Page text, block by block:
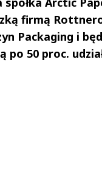
firmą
Packaging i
po 50 proc.
i Marta